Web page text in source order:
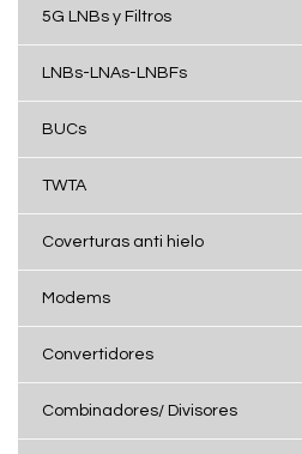
5G LNBs y Filtros
LNBs-LNAs-LNBFs
BUCs
TWTA
Coverturas anti hielo
Modems
Convertidores
Combinadores/ Divisores